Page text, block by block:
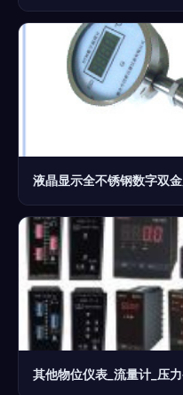
液晶显示全不锈钢数字双
其他物位仪表_流量计_压